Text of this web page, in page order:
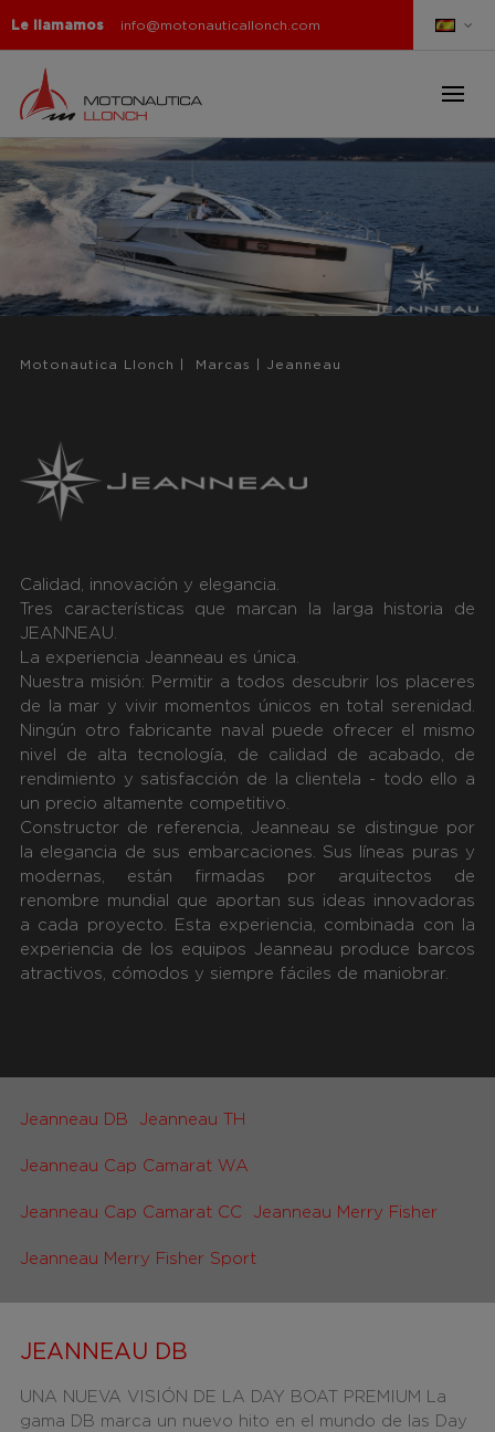
Le llamamos info@motonauticallonch.com
Motonautica Llonch Marcas Jeanneau
Calidad, innovación y elegancia.
Tres características que marcan la larga historia de
JEANNEAU.
La experiencia Jeanneau es única.
Nuestra misión: Permitir a todos descubrir los placeres
de la mar y vivir momentos únicos en total serenidad.
Ningún otro fabricante naval puede ofrecer el mismo
nivel de alta tecnología, de calidad de acabado, de
rendimiento y satisfacción de la clientela - todo ello a
un precio altamente competitivo.
Constructor de referencia, Jeanneau se distingue por
la elegancia de sus embarcaciones. Sus líneas puras y
modernas, están firmadas por arquitectos de
renombre mundial que aportan sus ideas innovadoras
a cada proyecto. Esta experiencia, combinada con la
experiencia de los equipos Jeanneau produce barcos
atractivos, cómodos y siempre fáciles de maniobrar.
Jeanneau DB Jeanneau TH
Jeanneau Cap Camarat WA
Jeanneau Cap Camarat CC Jeanneau Merry Fisher
Jeanneau Merry Fisher Sport
JEANNEAU DB
UNA NUEVA VISIÓN DE LA DAY BOAT PREMIUM La
gama DB marca un nuevo hito en el mundo de las Day